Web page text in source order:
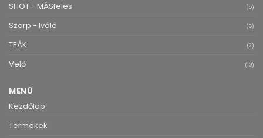
SHOT - MÁSfeles (5)
Szörp - Ivólé (6)
TEÁK (2)
Velő (10)
MENÜ
Kezdőlap
Termékek